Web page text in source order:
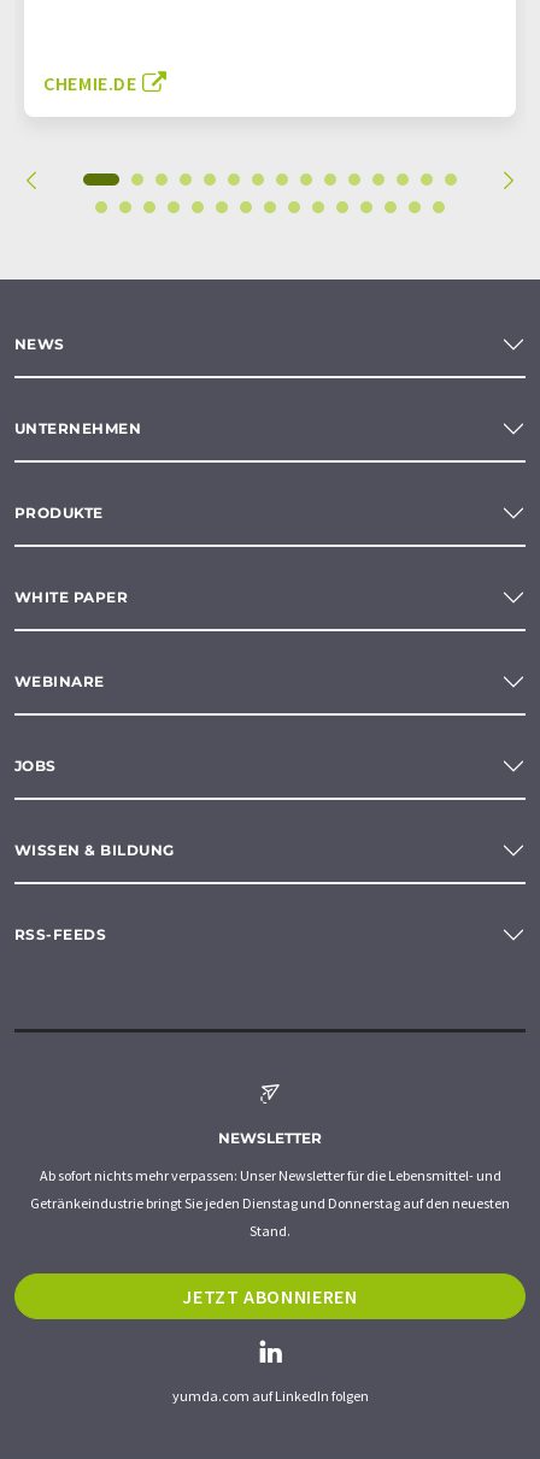
CHEMIE.DE
NEWS
UNTERNEHMEN
PRODUKTE
WHITE PAPER
WEBINARE
JOBS
WISSEN & BILDUNG
RSS-FEEDS
NEWSLETTER
Ab sofort nichts mehr verpassen: Unser Newsletter für die Lebensmittel- und
Getränkeindustrie bringt Sie jeden Dienstag und Donnerstag auf den neuesten
Stand.
JETZT ABONNIEREN
yumda.com auf LinkedIn folgen